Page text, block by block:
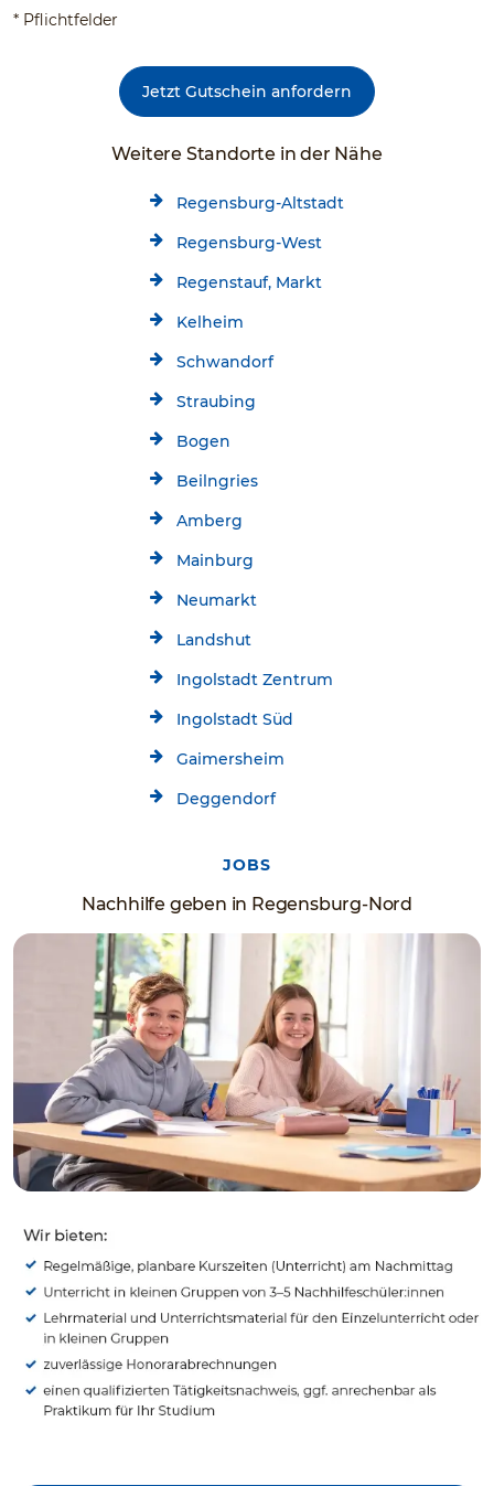
* Pflichtfelder
Jetzt Gutschein anfordern
Weitere Standorte in der Nähe
Regensburg-Altstadt
Regensburg-West
Regenstauf, Markt
Kelheim
Schwandorf
Straubing
Bogen
Beilngries
Amberg
Mainburg
Neumarkt
Landshut
Ingolstadt Zentrum
Ingolstadt Süd
Gaimersheim
Deggendorf
JOBS
Nachhilfe geben in Regensburg-Nord